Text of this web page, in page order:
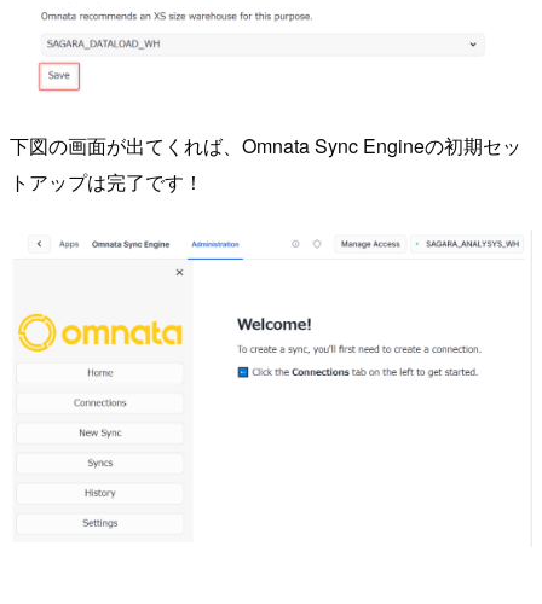
下図の画面が出てくれば、Omnata Sync Engineの初期セッ
トアップは完了です！